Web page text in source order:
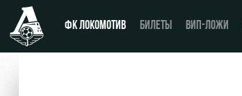
ФК ЛОКОМОТИВ БИЛЕТЫ ВИП-ЛОЖИ